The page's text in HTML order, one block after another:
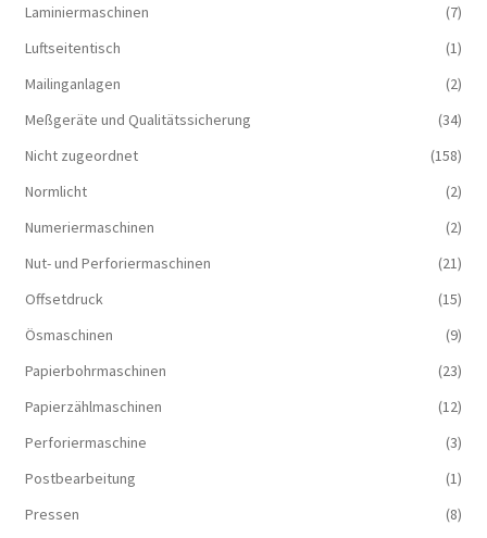
Laminiermaschinen
(7)
Luftseitentisch
(1)
Mailinganlagen
(2)
Meßgeräte und Qualitätssicherung
(34)
Nicht zugeordnet
(158)
Normlicht
(2)
Numeriermaschinen
(2)
Nut- und Perforiermaschinen
(21)
Offsetdruck
(15)
Ösmaschinen
(9)
Papierbohrmaschinen
(23)
Papierzählmaschinen
(12)
Perforiermaschine
(3)
Postbearbeitung
(1)
Pressen
(8)